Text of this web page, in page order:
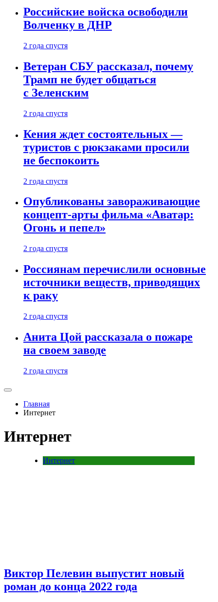
Российские войска освободили
Волченку в ДНР
2 года спустя
Ветеран СБУ рассказал, почему
Трамп не будет общаться
с Зеленским
2 года спустя
Кения ждет состоятельных —
туристов с рюкзаками просили
не беспокоить
2 года спустя
Опубликованы завораживающие
концепт-арты фильма «Аватар:
Огонь и пепел»
2 года спустя
Россиянам перечислили основные
источники веществ, приводящих
к раку
2 года спустя
Анита Цой рассказала о пожаре
на своем заводе
2 года спустя
Главная
Интернет
Интернет
Интернет
Виктор Пелевин выпустит новый
роман до конца 2022 года